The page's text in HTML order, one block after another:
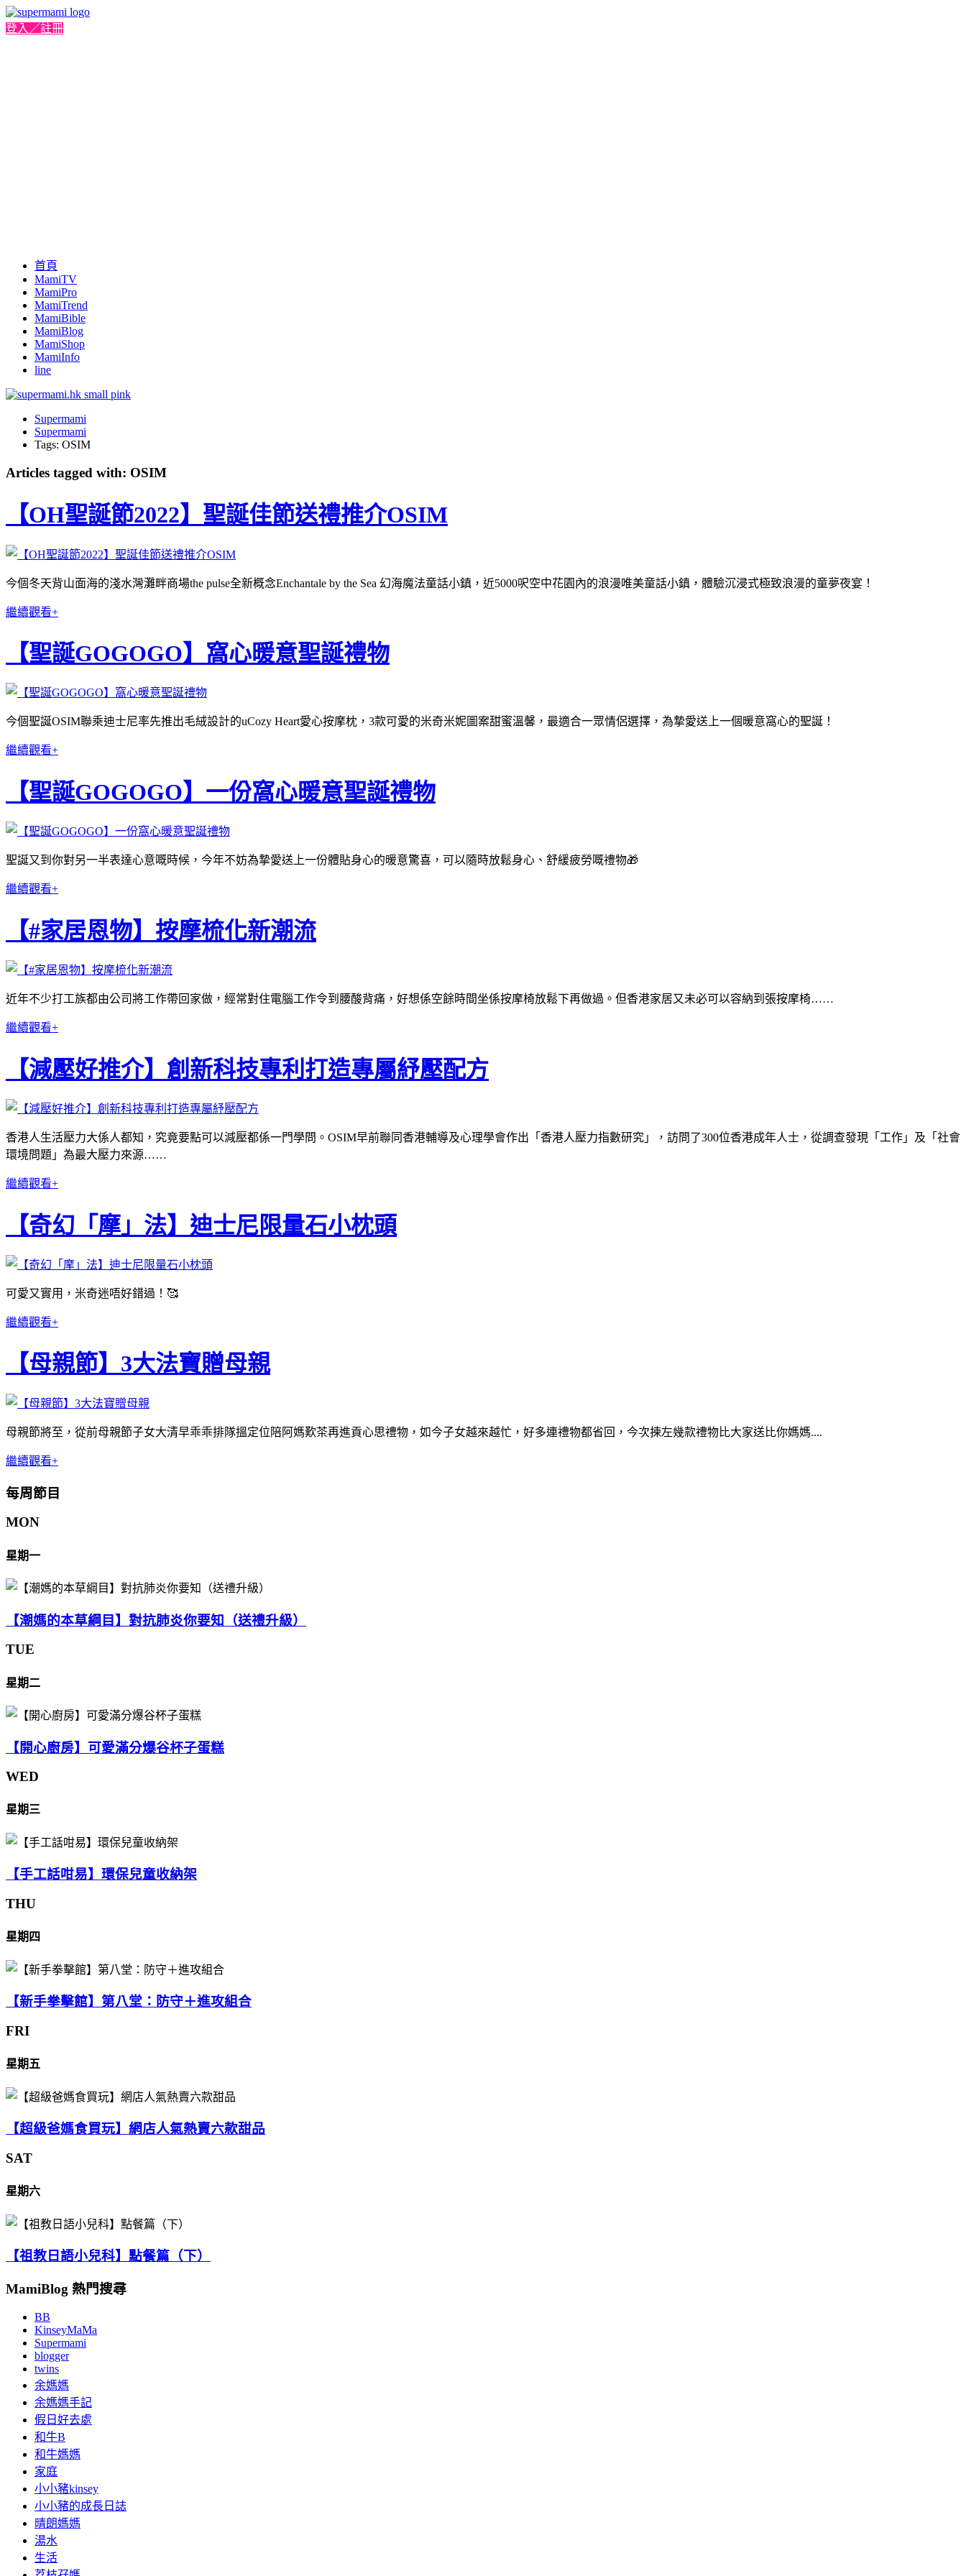
登入／註冊
首頁
MamiTV
MamiPro
MamiTrend
MamiBible
MamiBlog
MamiShop
MamiInfo
line
Supermami
Supermami
Tags: OSIM
Articles tagged with: OSIM
【OH聖誕節2022】聖誕佳節送禮推介OSIM
今個冬天背山面海的淺水灣灘畔商場the pulse全新概念Enchantale by the Sea 幻海魔法童話小鎮，近5000呎空中花園內的浪漫唯美童話小鎮，體驗沉浸式極致浪漫的童夢夜宴！
繼續觀看+
【聖誕GOGOGO】窩心暖意聖誕禮物
今個聖誕OSIM聯乘迪士尼率先推出毛絨設計的uCozy Heart愛心按摩枕，3款可愛的米奇米妮圖案甜蜜溫馨，最適合一眾情侶選擇，為摯愛送上一個暖意窩心的聖誕！
繼續觀看+
【聖誕GOGOGO】一份窩心暖意聖誕禮物
聖誕又到你對另一半表達心意嘅時候，今年不妨為摯愛送上一份體貼身心的暖意驚喜，可以隨時放鬆身心、舒緩疲勞嘅禮物🎁
繼續觀看+
【#家居恩物】按摩梳化新潮流
近年不少打工族都由公司將工作帶回家做，經常對住電腦工作令到腰酸背痛，好想係空餘時間坐係按摩椅放鬆下再做過。但香港家居又未必可以容納到張按摩椅……
繼續觀看+
【減壓好推介】創新科技專利打造專屬紓壓配方
香港人生活壓力大係人都知，究竟要點可以減壓都係一門學問。OSIM早前聯同香港輔導及心理學會作出「香港人壓力指數研究」，訪問了300位香港成年人士，從調查發現「工作」及「社會
環境問題」為最大壓力來源……
繼續觀看+
【奇幻「摩」法】迪士尼限量石小枕頭
可愛又實用，米奇迷唔好錯過！🥰
繼續觀看+
【母親節】3大法寶贈母親
母親節將至，從前母親節子女大清早乖乖排隊搵定位陪阿媽歎茶再進貢心思禮物，如今子女越來越忙，好多連禮物都省回，今次揀左幾款禮物比大家送比你媽媽....
繼續觀看+
每周節目
MON
星期一
【潮媽的本草綱目】對抗肺炎你要知（送禮升級）
TUE
星期二
【開心廚房】可愛滿分爆谷杯子蛋糕
WED
星期三
【手工話咁易】環保兒童收納架
THU
星期四
【新手拳擊館】第八堂：防守＋進攻組合
FRI
星期五
【超級爸媽食買玩】網店人氣熱賣六款甜品
SAT
星期六
【祖教日語小兒科】點餐篇（下）
MamiBlog 熱門搜尋
BB
KinseyMaMa
Supermami
blogger
twins
余媽媽
余媽媽手記
假日好去處
和牛B
和牛媽媽
家庭
小小豬kinsey
小小豬的成長日誌
晴朗媽媽
湯水
生活